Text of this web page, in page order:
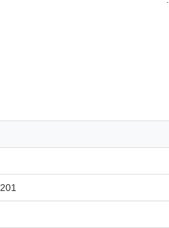
201، 202، 301، 304، 304 لتر، 316، 316 لتر، 310 ثانية، 410، 430، 321، 347، 309 ثانية